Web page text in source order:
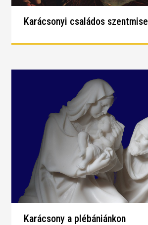
Karácsonyi családos szentmise
Karácsony a plébániánkon